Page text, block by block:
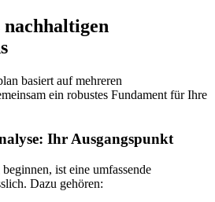
nachhaltigen
basiert auf mehreren
ein robustes Fundament für Ihre
Ihr Ausgangspunkt
ist eine umfassende
Dazu gehören: